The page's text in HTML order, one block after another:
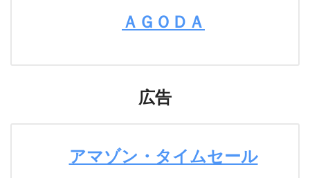
ＡＧＯＤＡ
広告
アマゾン・タイムセール